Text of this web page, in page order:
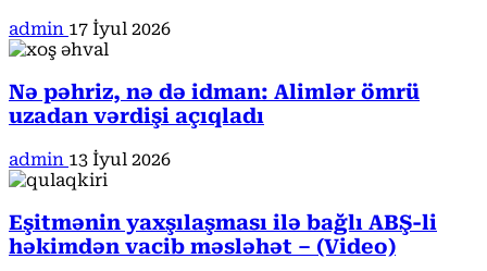
admin 17 İyul 2026
Nə pəhriz, nə də idman: Alimlər ömrü
uzadan vərdişi açıqladı
admin 13 İyul 2026
Eşitmənin yaxşılaşması ilə bağlı ABŞ-li
həkimdən vacib məsləhət – (Video)